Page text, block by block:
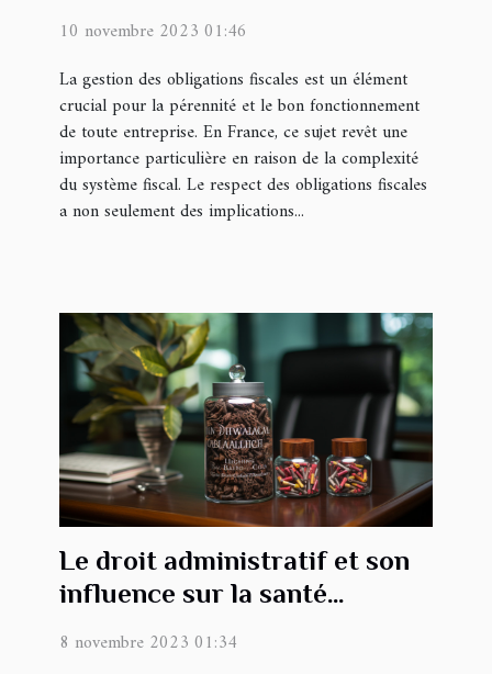
10 novembre 2023 01:46
La gestion des obligations fiscales est un élément
crucial pour la pérennité et le bon fonctionnement
de toute entreprise. En France, ce sujet revêt une
importance particulière en raison de la complexité
du système fiscal. Le respect des obligations fiscales
a non seulement des implications...
Le droit administratif et son
influence sur la santé
8 novembre 2023 01:34